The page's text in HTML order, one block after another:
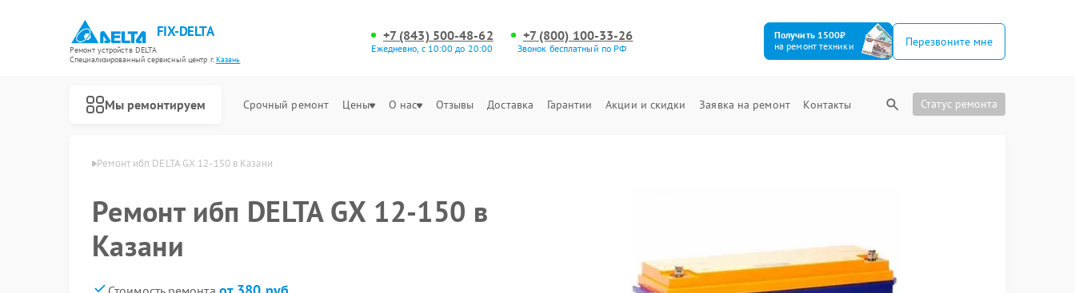
FIX-DELTA
Ремонт устройств DELTA
Специализированный cервисный центр г.Казань
+7 (843) 500-48-62
Ежедневно, с 10:00 до 20:00
+7 (800) 100-33-26
Звонок бесплатный по РФ
Получить 1500₽
на ремонт техники
Перезвоните мне
Мы ремонтируем Срочный ремонт Цены О нас Отзывы Доставка Гарантии Акции и скидки Заявка на ремонт Контакты Статус ремонта
DELTA в Казани Ремонт ибп DELTA GX 12-150 в Казани
Ремонт ибп DELTA GX 12-150 в
Казани